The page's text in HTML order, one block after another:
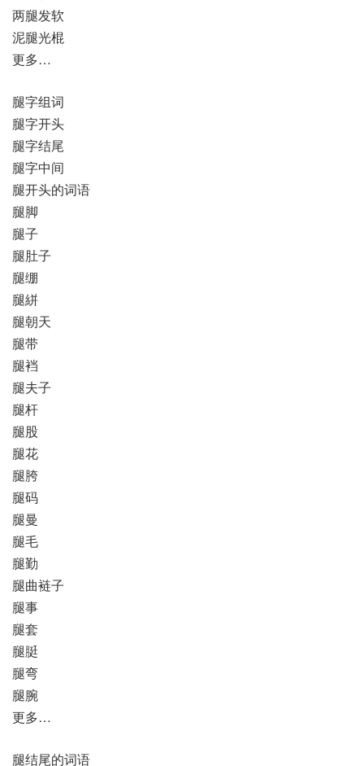
两腿发软
泥腿光棍
更多…
腿字组词
腿字开头
腿字结尾
腿字中间
腿开头的词语
腿脚
腿子
腿肚子
腿绷
腿絣
腿朝天
腿带
腿裆
腿夫子
腿杆
腿股
腿花
腿胯
腿码
腿曼
腿毛
腿勤
腿曲裢子
腿事
腿套
腿脡
腿弯
腿腕
更多…
腿结尾的词语